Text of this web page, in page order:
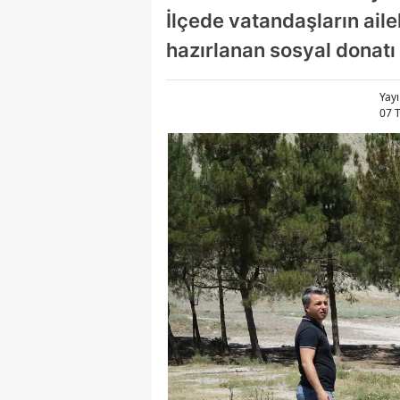
İlçede vatandaşların
hazırlanan sosyal
07